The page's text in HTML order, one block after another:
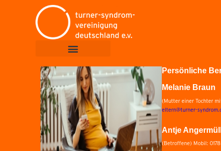
Persönliche
Melanie Braun
(Mutter einer Tochter
eltern@turner-
Antje
(Betroffene) Mobil: